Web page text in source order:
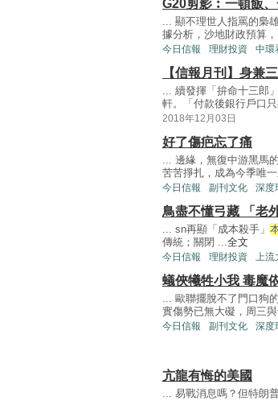
G20剪影︰一頓飯
... 顯不理世人指罵的梟
據分析，沙地財政預算
今日信報 理財投資 中環
【信報月刊】身兼
... 續發揮「拚命十三郎」
軒。「付款後銀行戶口
2018年12月03日
好了傷疤忘了痛
... 邊緣，無復中游黑馬的
苦苦掙扎，成為今季唯
今日信報 副刊文化 深度
鳥盡不懂弓藏 「老
... sn再顯「成本殺手」
傳統；關閉 ...全文
今日信報 理財投資 上流
蟻俠犧牲小我 毒魔
... 歐聯擺脫不了門口狗的
實傷勢已無大礙，周三
今日信報 副刊文化 深度
亢龍有悔的美國
... 易戰消息嗎？但特朗